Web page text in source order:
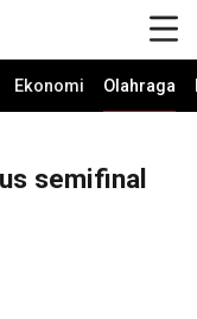
Ekonomi Olahraga
semifinal